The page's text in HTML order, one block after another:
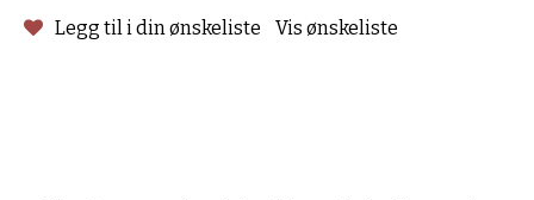
Legg til i din ønskeliste Vis ønskeliste